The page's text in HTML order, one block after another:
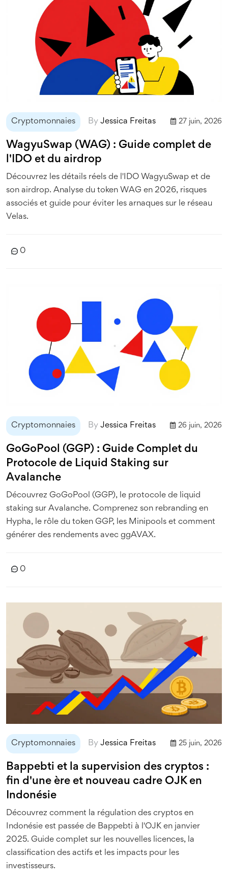
Cryptomonnaies By Jessica Freitas 27 juin, 2026
WagyuSwap (WAG) : Guide complet de
l'IDO et du airdrop
Découvrez les détails réels de l'IDO WagyuSwap et de
son airdrop. Analyse du token WAG en 2026, risques
associés et guide pour éviter les arnaques sur le réseau
Velas.
0
Cryptomonnaies By Jessica Freitas 26 juin, 2026
GoGoPool (GGP) : Guide Complet du
Protocole de Liquid Staking sur
Avalanche
Découvrez GoGoPool (GGP), le protocole de liquid
staking sur Avalanche. Comprenez son rebranding en
Hypha, le rôle du token GGP, les Minipools et comment
générer des rendements avec ggAVAX.
0
Cryptomonnaies By Jessica Freitas 25 juin, 2026
Bappebti et la supervision des cryptos :
fin d'une ère et nouveau cadre OJK en
Indonésie
Découvrez comment la régulation des cryptos en
Indonésie est passée de Bappebti à l'OJK en janvier
2025. Guide complet sur les nouvelles licences, la
classification des actifs et les impacts pour les
investisseurs.